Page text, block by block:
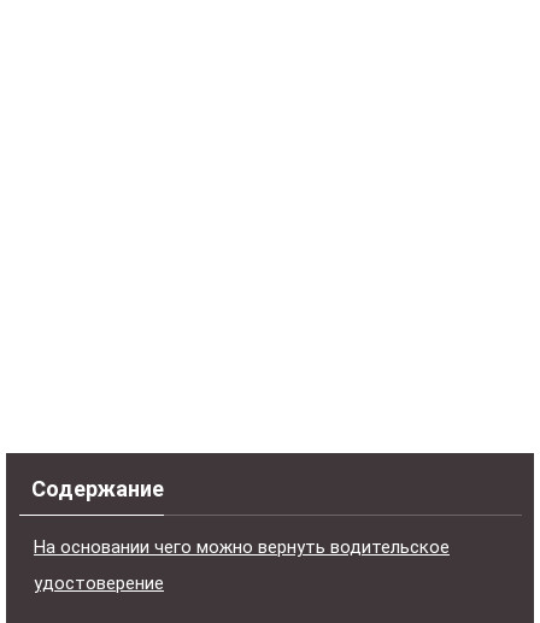
Содержание
На основании чего можно вернуть водительское
удостоверение